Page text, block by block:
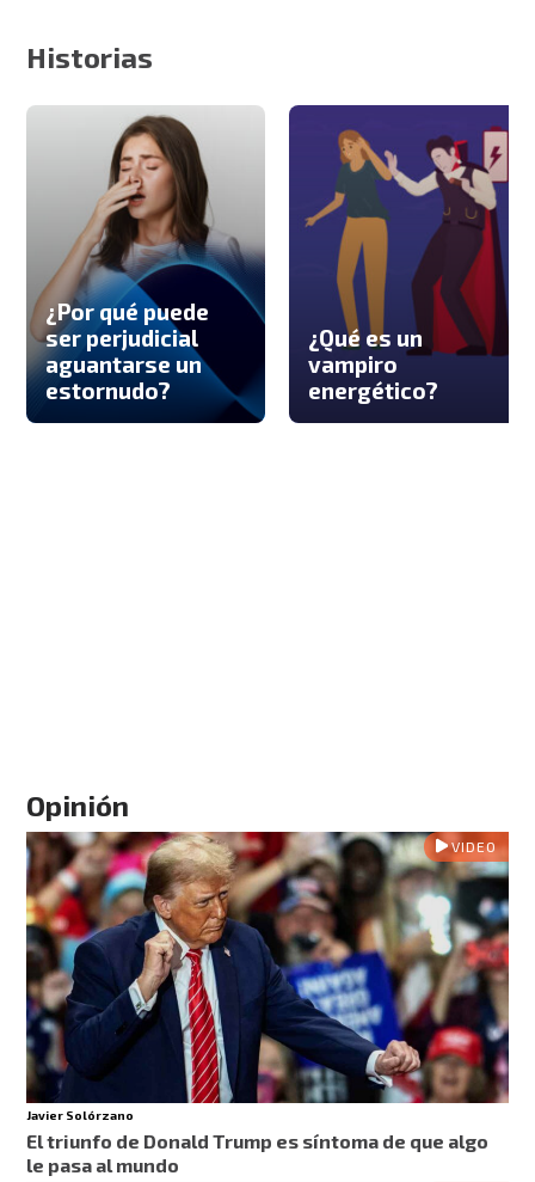
Historias
¿Por qué puede
ser perjudicial
aguantarse un
estornudo?
¿Qué es un
vampiro
energético?
Opinión
VIDEO
Javier Solórzano
El triunfo de Donald Trump es síntoma de que algo
le pasa al mundo